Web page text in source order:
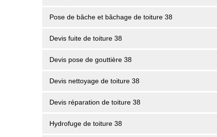
Pose de bâche et bâchage de toiture 38
Devis fuite de toiture 38
Devis pose de gouttière 38
Devis nettoyage de toiture 38
Devis réparation de toiture 38
Hydrofuge de toiture 38